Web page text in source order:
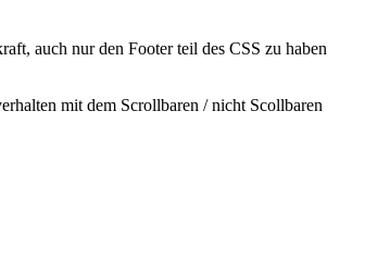
auch nur den Footer teil des CSS zu haben
mit dem Scrollbaren / nicht Scollbaren